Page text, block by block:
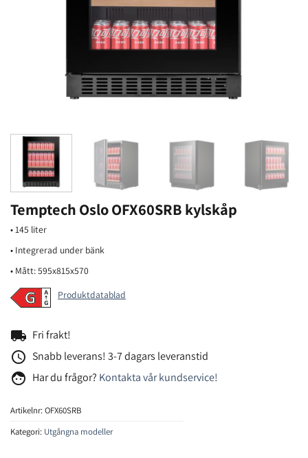
Temptech Oslo OFX60SRB kylskåp
• 145 liter
• Integrerad under bänk
• Mått: 595x815x570
Produktdatablad
local_shipping Fri frakt!
access_time Snabb leverans! 3-7 dagars leveranstid
face Har du frågor? Kontakta vår kundservice!
Artikelnr:OFX60SRB
Kategori: Utgångna modeller